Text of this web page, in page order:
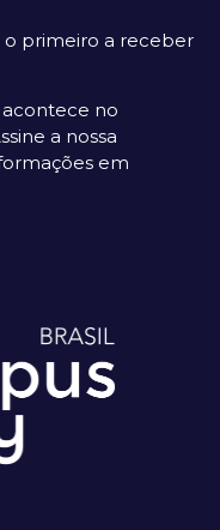
o primeiro a receber
no
a nossa
em